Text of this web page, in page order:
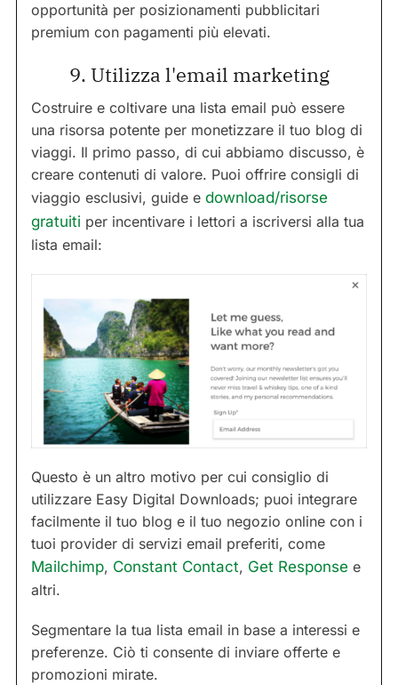
opportunità per posizionamenti pubblicitari
premium con pagamenti più elevati.
9. Utilizza l'email marketing
Costruire e coltivare una lista email può essere
una risorsa potente per monetizzare il tuo blog di
viaggi. Il primo passo, di cui abbiamo discusso, è
creare contenuti di valore. Puoi offrire consigli di
viaggio esclusivi, guide e download/risorse
gratuiti per incentivare i lettori a iscriversi alla tua
lista email:
Questo è un altro motivo per cui consiglio di
utilizzare Easy Digital Downloads; puoi integrare
facilmente il tuo blog e il tuo negozio online con i
tuoi provider di servizi email preferiti, come
Mailchimp, Constant Contact, Get Response e
altri.
Segmentare la tua lista email in base a interessi e
preferenze. Ciò ti consente di inviare offerte e
promozioni mirate.